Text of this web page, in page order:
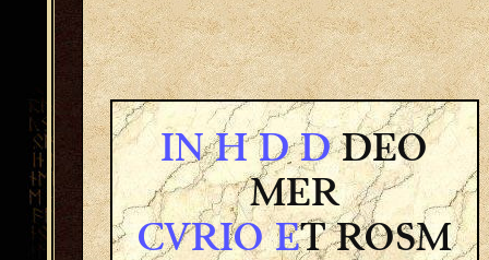
IN H D DDEO
MER
CVRIO ET ROSM